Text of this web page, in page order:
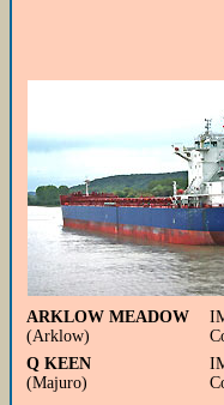
ARKLOW MEADOW
(Arklow)
Q KEEN
(Majuro)